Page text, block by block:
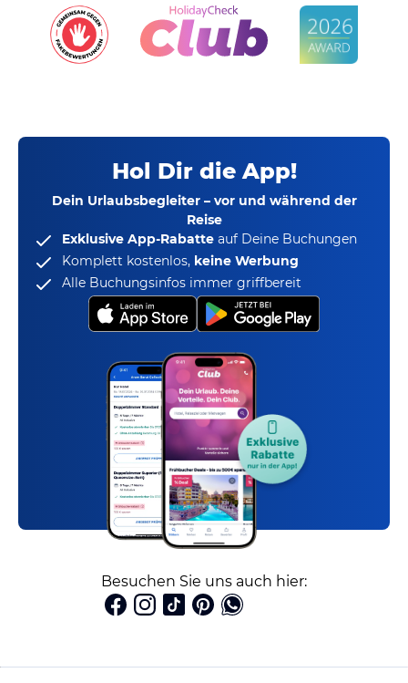
Hol Dir die App!
Dein Urlaubsbegleiter – vor und während der
Reise
Exklusive App-Rabatte auf Deine Buchungen
Komplett kostenlos, keine Werbung
Alle Buchungsinfos immer griffbereit
Besuchen Sie uns auch hier: